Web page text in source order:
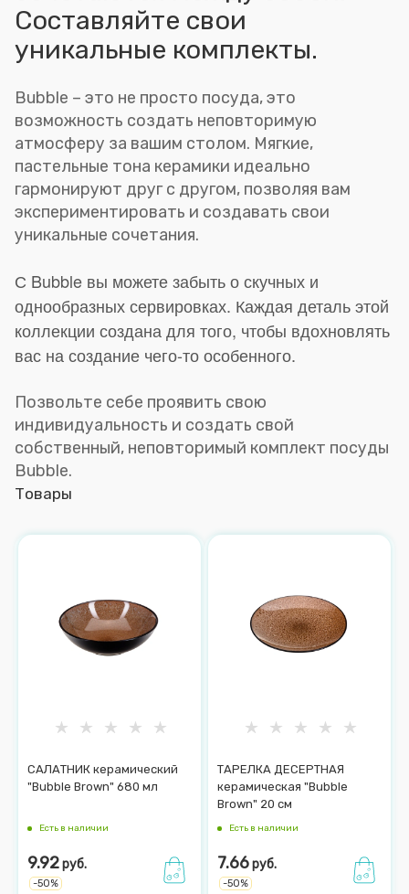
Составляйте свои
уникальные комплекты.
Bubble – это не просто посуда, это
возможность создать неповторимую
атмосферу за вашим столом. Мягкие,
пастельные тона керамики идеально
гармонируют друг с другом, позволяя вам
экспериментировать и создавать свои
уникальные сочетания.
С Bubble вы можете забыть о скучных и
однообразных сервировках. Каждая деталь этой
коллекции создана для того, чтобы вдохновлять
вас на создание чего-то особенного.
Позвольте себе проявить свою
индивидуальность и создать свой
собственный, неповторимый комплект посуды
Bubble.
Товары
САЛАТНИК керамический
"Bubble Brown" 680 мл
Есть в наличии
9.92руб.
-50%
ТАРЕЛКА ДЕСЕРТНАЯ
керамическая "Bubble
Brown" 20 см
Есть в наличии
7.66руб.
-50%